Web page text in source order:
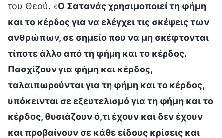
του Θεού. «Ο Σατανάς χρησιμοποιεί τη φήμη
και το κέρδος για να ελέγχει τις σκέψεις των
ανθρώπων, σε σημείο που να μη σκέφτονται
τίποτε άλλο από τη φήμη και το κέρδος.
Πασχίζουν για φήμη και κέρδος,
ταλαιπωρούνται για τη φήμη και το κέρδος,
υπόκεινται σε εξευτελισμό για τη φήμη και το
κέρδος, θυσιάζουν ό,τι έχουν και δεν έχουν
και προβαίνουν σε κάθε είδους κρίσεις και